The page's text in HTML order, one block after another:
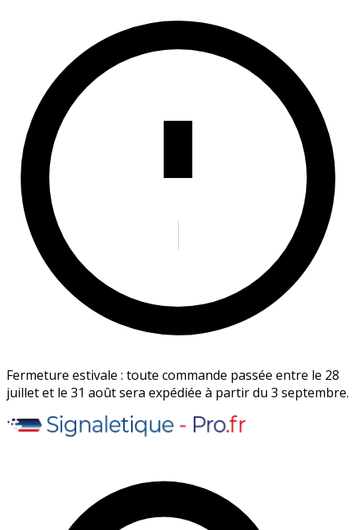
Fermeture estivale : toute commande passée entre le 28
juillet et le 31 août sera expédiée à partir du 3 septembre.